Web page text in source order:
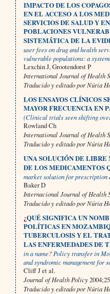
IMPACTO DE LOS
EN EL ACCESO A LOS
SERVICIOS DE SALUD Y
POBLACIONES
SISTEMÁTICA DE LA
user fees on drug and health
vulnerable populations: a
Lexchin J, Grootendorst P
International Journal of Health
Traducido y editado por Núria
LOS ENSAYOS CLÍNICOS
MAYOR FRECUENCIA EN
(Clinical trials seen shifting
Rowland Ch
International Journal of Health
Traducido y editado por Núria
UNA SOLUCIÓN DE LIBRE
DE LOS MEDICAMENTOS
market solution for prescription
Baker D
Internacional Journal of Health
Traducido y editado por Núria
¿QUÉ SIGNIFICA UN
POLÍTICAS EN
TUBERCULOSIS Y EL
LAS ENFERMEDADES DE
in a name? Policy transfer in
and syndromic management for
Cliff J et al.
Journal of Health Policy
Traducido y editado por Núria